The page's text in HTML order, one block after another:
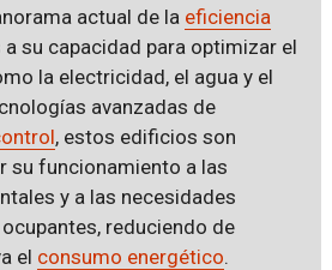
actual de la eficiencia
a su capacidad para optimizar el
la electricidad, el agua y el
avanzadas de
, estos edificios son
su funcionamiento a las
y a las necesidades
reduciendo de
el consumo energético.